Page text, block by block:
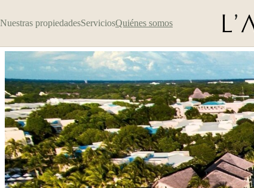
Nuestras propiedadesServiciosQuiénes somos